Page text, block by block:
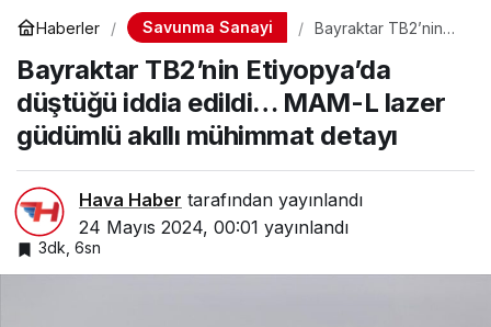
Haberler Savunma Sanayi
Bayraktar TB2’nin
iddia edildi… MAM-L
lazer güdümlü akıllı
mühimmat detayı
Bayraktar TB2’nin Etiyopya’da
düştüğü iddia edildi… MAM-L lazer
güdümlü akıllı mühimmat detayı
Hava Haber tarafından yayınlandı
24 Mayıs 2024, 00:01 yayınlandı
3dk, 6sn